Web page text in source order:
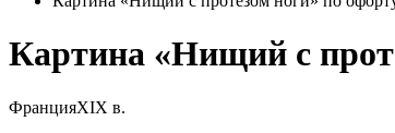
Картина «Нищий с
ФранцияXIX в.